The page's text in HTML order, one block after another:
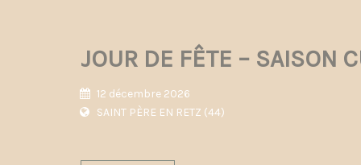
JOUR DE FÊTE – SAISON
12 décembre 2026
SAINT PÈRE EN RETZ (44)